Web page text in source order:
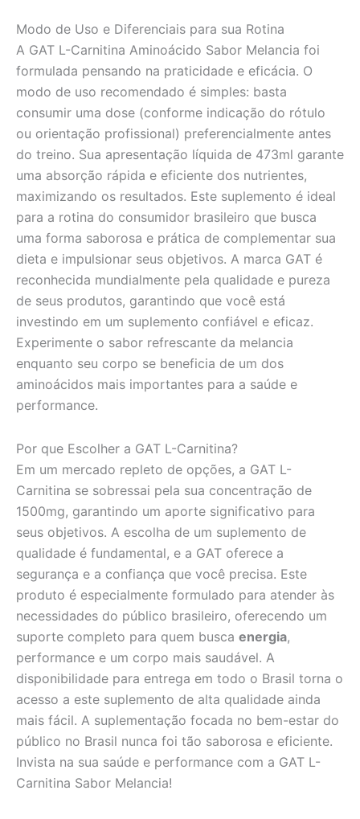
Modo de Uso e Diferenciais para sua Rotina
A GAT L-Carnitina Aminoácido Sabor Melancia foi
formulada pensando na praticidade e eficácia. O
modo de uso recomendado é simples: basta
consumir uma dose (conforme indicação do rótulo
ou orientação profissional) preferencialmente antes
do treino. Sua apresentação líquida de 473ml garante
uma absorção rápida e eficiente dos nutrientes,
maximizando os resultados. Este suplemento é ideal
para a rotina do consumidor brasileiro que busca
uma forma saborosa e prática de complementar sua
dieta e impulsionar seus objetivos. A marca GAT é
reconhecida mundialmente pela qualidade e pureza
de seus produtos, garantindo que você está
investindo em um suplemento confiável e eficaz.
Experimente o sabor refrescante da melancia
enquanto seu corpo se beneficia de um dos
aminoácidos mais importantes para a saúde e
performance.
Por que Escolher a GAT L-Carnitina?
Em um mercado repleto de opções, a GAT L-
Carnitina se sobressai pela sua concentração de
1500mg, garantindo um aporte significativo para
seus objetivos. A escolha de um suplemento de
qualidade é fundamental, e a GAT oferece a
segurança e a confiança que você precisa. Este
produto é especialmente formulado para atender às
necessidades do público brasileiro, oferecendo um
suporte completo para quem busca energia,
performance e um corpo mais saudável. A
disponibilidade para entrega em todo o Brasil torna o
acesso a este suplemento de alta qualidade ainda
mais fácil. A suplementação focada no bem-estar do
público no Brasil nunca foi tão saborosa e eficiente.
Invista na sua saúde e performance com a GAT L-
Carnitina Sabor Melancia!